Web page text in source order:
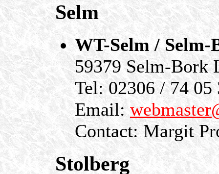
Selm
WT-Selm / Selm-
59379 Selm-Bork
Tel: 02306 / 74 05
Email:
Contact: Margit
Stolberg